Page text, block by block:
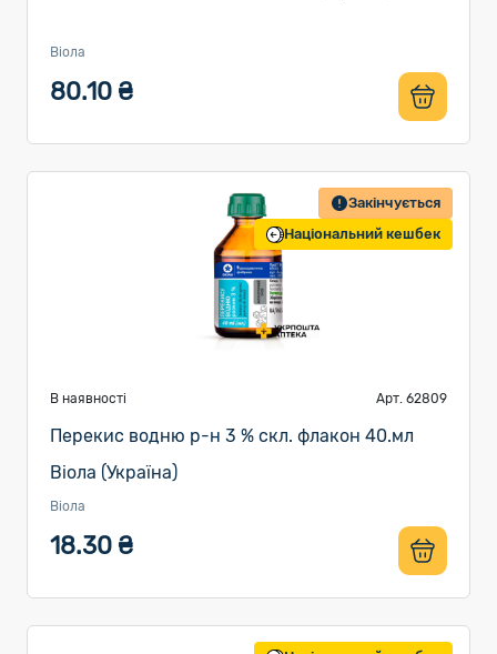
Віола
80.10 ₴
Закінчується
Національний кешбек
В наявності Арт. 62809
Перекис водню р-н 3 % скл. флакон 40.мл
Віола (Україна)
Віола
18.30 ₴